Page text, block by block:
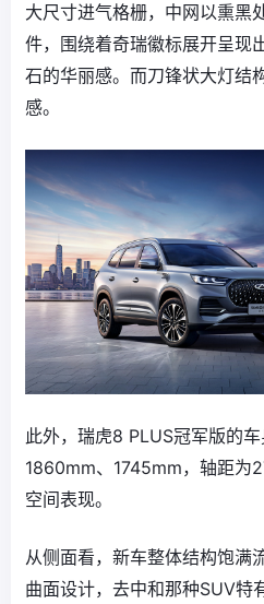
大尺寸进气格栅，中网以熏黑
件，围绕着奇瑞徽标展开呈现
石的华丽感。而刀锋状大灯结
感。
此外，瑞虎8 PLUS冠军版的
1860mm、1745mm，轴距为
空间表现。
从侧面看，新车整体结构饱满
曲面设计，去中和那种SUV特